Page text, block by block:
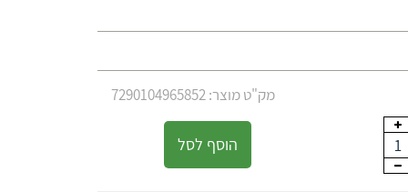
מק"ט מוצר: 7290104965852
1 הוסף לסל